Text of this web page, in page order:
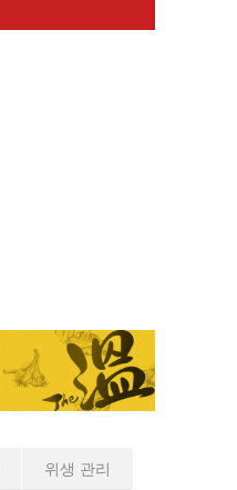
위생 관리